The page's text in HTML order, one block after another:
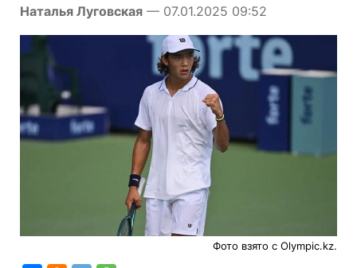
Наталья Луговская — 07.01.2025 09:52
Фото взято с Olympic.kz.